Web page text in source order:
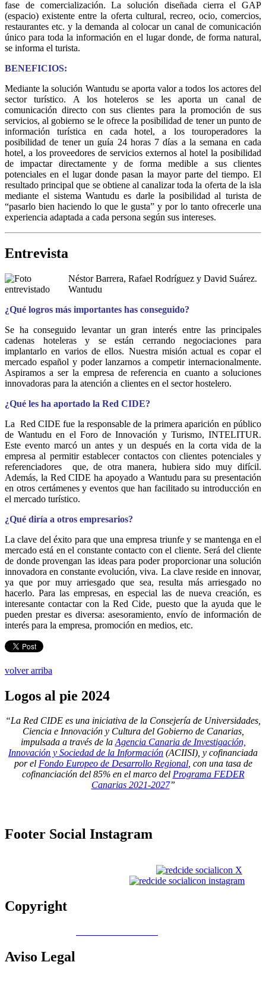
fase de comercialización. La solución diseñada cierra el GAP
(espacio) existente entre la oferta cultural, recreo, ocio, comercios,
restaurantes etc. y la demanda al colocar un canal de comunicación
único para toda la información en el lugar donde, de forma natural,
se informa el turista.
BENEFICIOS:
Mediante la solución Wantudu se aporta valor a todos los actores del
sector turístico. A los hoteleros se les aporta un canal de
comunicación directo con sus clientes para la promoción de sus
servicios, al gobierno se le ofrece la posibilidad de tener un punto de
información turística en cada hotel, a los touroperadores la
posibilidad de tener un guía 24 horas 7 días a la semana en cada
hotel, a los proveedores de servicios externos al hotel la posibilidad
de impactar directamente y de forma medible a sus clientes
potenciales en el lugar donde pasan la mayor parte del tiempo. El
resultado principal que se obtiene al canalizar toda la oferta de la isla
mediante el sistema Wantudu es darle la posibilidad al turista de
“pasarlo bien haciendo lo que le gusta” y por lo tanto ofrecerle una
experiencia adaptada a cada persona según sus intereses.
Entrevista
Néstor Barrera, Rafael Rodríguez y David Suárez.
Wantudu
¿Qué logros más importantes has conseguido?
Se ha conseguido levantar un gran interés entre las principales
cadenas hoteleras y se están cerrando negociaciones para
implantarlo en varios de ellos. Nuestra misión actual es copar el
mercado español y poder lanzarnos a competir internacionalmente.
Aspiramos a ser la empresa de referencia en cuanto a soluciones
innovadoras para la atención a clientes en el sector hostelero.
¿Qué les ha aportado la Red CIDE?
La Red CIDE fue la responsable de la primera aparición en público
de Wantudu en el Foro de Innovación y Turismo, INTELITUR.
Este evento marcó un antes y un después en la corta vida de la
empresa al permitir establecer contactos con clientes potenciales y
referenciadores que, de otra manera, hubiera sido muy difícil.
Además, la Red CIDE ha apoyado a Wantudu para su presentación
en otros certámenes y eventos que han facilitado su introducción en
el mercado turístico.
¿Qué diría a otros empresarios?
La clave del éxito para que una empresa triunfe y se mantenga en el
mercado está en el constante contacto con el cliente. Será del cliente
de donde provengan las ideas para poder proporcionar una solución
innovadora en constante evolución, viva. La clave reside en innovar,
ya que por muy arriesgado que sea, resulta más arriesgado no
hacerlo. Para las empresas, en especial las de nueva creación, es
interesante contactar con la Red Cide, puesto que la ayuda que le
pueden prestar es diversa: asesoramiento, envío de información de
interés para la empresa, promoción en medios, etc.
volver arriba
Logos al pie 2024
“La Red CIDE es una iniciativa de la Consejería de Universidades,
Ciencia e Innovación y Cultura del Gobierno de Canarias,
impulsada a través de laAgencia Canaria de Investigación,
Innovación y Sociedad de la Información (ACIISI), y cofinanciada
por el Fondo Europeo de Desarrollo Regional, con una tasa de
cofinanciación del 85% en el marco del Programa FEDER
Canarias 2021-2027”
Footer Social Instagram
Copyright
Aviso Legal